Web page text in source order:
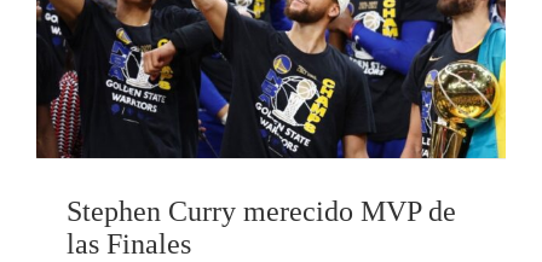
Stephen Curry merecido MVP de
las Finales